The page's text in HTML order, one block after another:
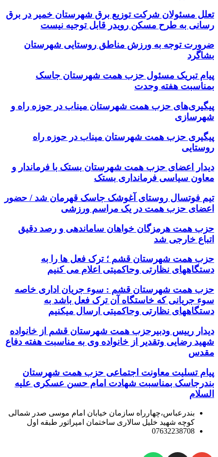
تعلل مسئولان شرکت توزیع برق شهرستان خمیر در برق
رسانی به طرح مسکن رویدر قابل توجیه نیست
ضرورت توجه به ورزش مناطق روستایی شهرستان
بشاگرد
پیام تبریک مسئول حزب همت شهرستان جاسک
بمناسبت هفته وحدت
پیگیری‌های حزب همت شهرستان میناب در حوزه راه و
شهرسازی
پیگیری حزب همت شهرستان میناب در حوزه راه
روستایی
دیدار اعضای حزب همت شهرستان بستک با فرماندار و
معاون سیاسی فرمانداری بستک
تیم فوتسال روستای آغوشک جاسک قهرمان شد / حضور
اعضای حزب همت در یک مراسم ورزشی
حزب همت هرمزگان خواهان ساماندهی و رصد دقیق
اتباع خارجی شد
حزب همت شهرستان قشم ؛ ترک فعل ها را به
دستگاههای نظارتی وحاکمیتی اعلام می کنیم
حزب همت شهرستان قشم : سوء جریان اداری خاصه
سوء جریانی که خاستگاه آن ترک فعل باشد به
دستگاههای نظارتی وحاکمیتی ارسال میکنیم
دیدار رییس ودبیرحزب همت شهرستان قشم از خانواده
شهید رضایی وتقدیر از خانواده وی به مناسبت هفته دفاع
مقدس
پیام تسلیت معاونت اجتماعی حزب همت شهرستان
بندرجاسک بمناسبت شهادت امام حسن عسکری علیه
السلام
بندرعباس،چهارراه سازمان خیابان امام موسی صدر شمالی
کوچه شهید خلیل سالاری ساختمان امپراتور طبقه اول
07632238708